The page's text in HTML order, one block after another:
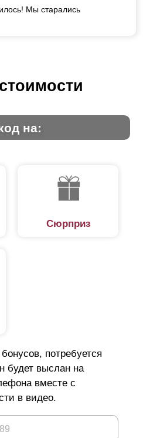
Мы старались
на:
Сюрприз
потребуется
будет выслан на
вместе с
в видео.